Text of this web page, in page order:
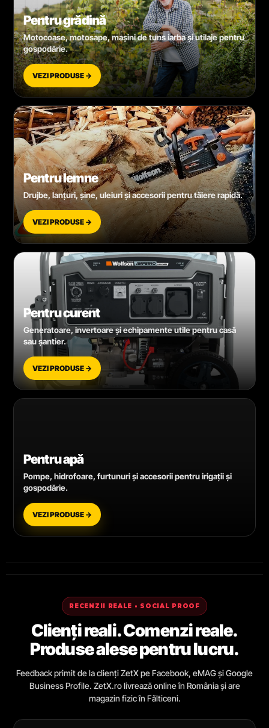
Pentru grădină
Motocoase, motosape, mașini de tuns iarba și utilaje pentru
gospodărie.
VEZI PRODUSE →
Pentru lemne
Drujbe, lanțuri, șine, uleiuri și accesorii pentru tăiere rapidă.
VEZI PRODUSE →
Pentru curent
Generatoare, invertoare și echipamente utile pentru casă
sau șantier.
VEZI PRODUSE →
Pentru apă
Pompe, hidrofoare, furtunuri și accesorii pentru irigații și
gospodărie.
VEZI PRODUSE →
RECENZII REALE • SOCIAL PROOF
Clienți reali. Comenzi reale.
Produse alese pentru lucru.
Feedback primit de la clienți ZetX pe Facebook, eMAG și Google
Business Profile. ZetX.ro livrează online în România și are
magazin fizic în Fălticeni.